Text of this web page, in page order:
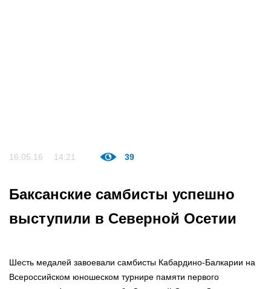
16.05.16 14:21 39
Баксанские самбисты успешно
выступили в Северной Осетии
Шесть медалей завоевали самбисты Кабардино-Балкарии на
Всероссийском юношеском турнире памяти первого